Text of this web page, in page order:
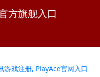
方旗舰入口
游戏注册, PlayAce官网入口